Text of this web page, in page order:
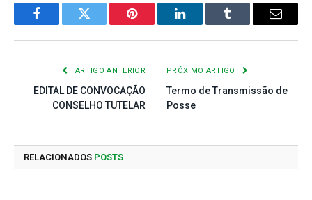
FacebookTwitter Pinterest LinkedInTumblr
E-
ARTIGO ANTERIOR
EDITAL DE CONVOCAÇÃO
CONSELHO TUTELAR
PRÓXIMO ARTIGO
Termo de Transmissão de
Posse
RELACIONADOS POSTS